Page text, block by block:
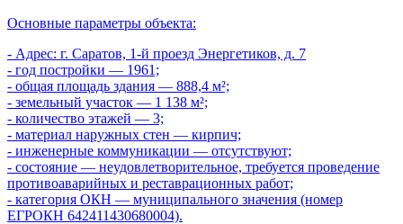
Основные параметры объекта:
- Адрес: г. Саратов, 1-й проезд Энергетиков, д. 7
- год постройки — 1961;
- общая площадь здания — 888,4 м²;
- земельный участок — 1 138 м²;
- количество этажей — 3;
- материал наружных стен — кирпич;
- инженерные коммуникации — отсутствуют;
- состояние — неудовлетворительное, требуется проведение
противоаварийных и реставрационных работ;
- категория ОКН — муниципального значения (номер
ЕГРОКН 642411430680004).